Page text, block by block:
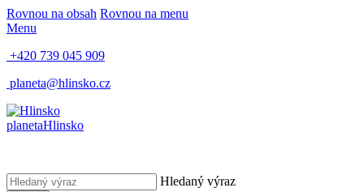
Rovnou na obsah Rovnou na menu
Menu
+420 739 045 909
planeta@hlinsko.cz
planetaHlinsko
Hledaný výraz